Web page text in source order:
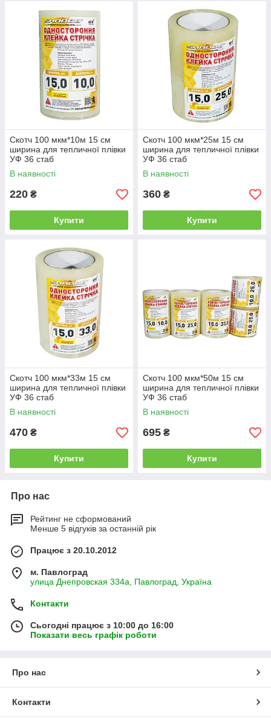
Скотч 100 мкм*10м 15 см
ширина для тепличної плівки
УФ 36 стаб
В наявності
220 ₴
Купити
Скотч 100 мкм*25м 15 см
ширина для тепличної плівки
УФ 36 стаб
В наявності
360 ₴
Купити
Скотч 100 мкм*33м 15 см
ширина для тепличної плівки
УФ 36 стаб
В наявності
470 ₴
Купити
Скотч 100 мкм*50м 15 см
ширина для тепличної плівки
УФ 36 стаб
В наявності
695 ₴
Купити
Про нас
Рейтинг не сформований
Менше 5 відгуків за останній рік
Працює з 20.10.2012
м. Павлоград
улица Днепровская 334а, Павлоград, Україна
Контакти
Сьогодні працює з 10:00 до 16:00
Показати весь графік роботи
Про нас
Контакти